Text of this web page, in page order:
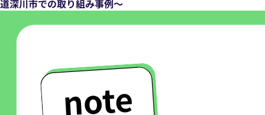
道深川市での取り組み事例～